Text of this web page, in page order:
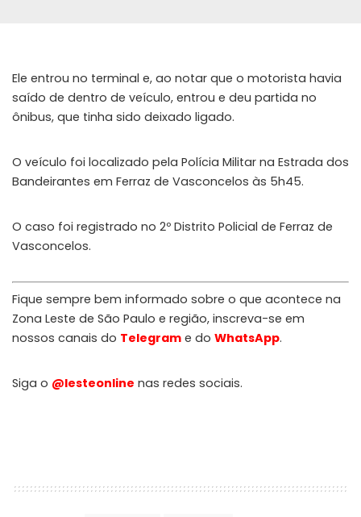
Ele entrou no terminal e, ao notar que o motorista havia
saído de dentro de veículo, entrou e deu partida no
ônibus, que tinha sido deixado ligado.
O veículo foi localizado pela Polícia Militar na Estrada dos
Bandeirantes em Ferraz de Vasconcelos às 5h45.
O caso foi registrado no 2º Distrito Policial de Ferraz de
Vasconcelos.
Fique sempre bem informado sobre o que acontece na
Zona Leste de São Paulo e região, inscreva-se em
nossos canais do Telegram e do WhatsApp.
Siga o @lesteonline nas redes sociais.